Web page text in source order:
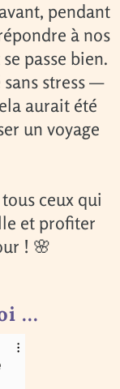
pendant
à nos
passe bien.
sans stress —
aurait été
un voyage
ceux qui
et profiter
! 🌸
...